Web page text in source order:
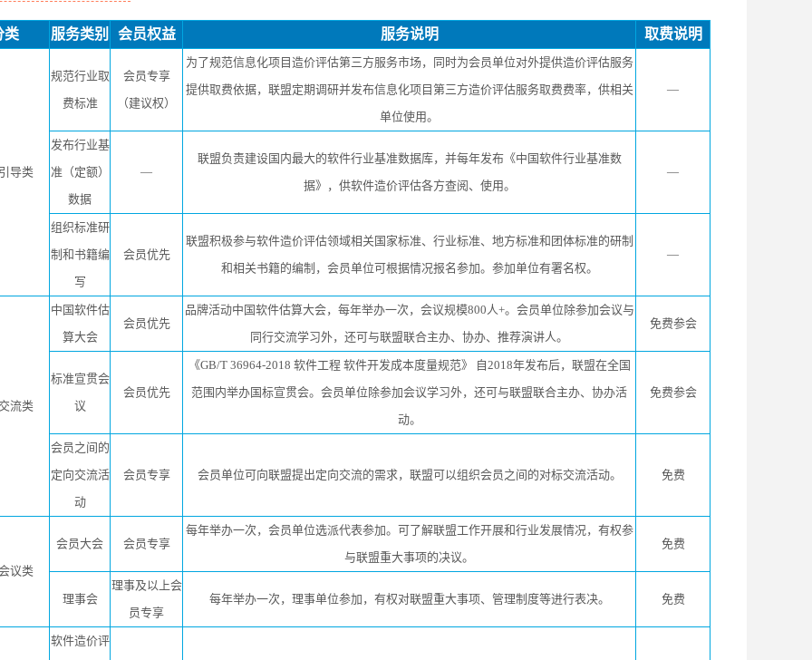
类 服务类别 会员权益 服务说明 取费说明
导类
规范行业取
费标准
会员专享
（建议权）
为了规范信息化项目造价评估第三方服务市场，同时为会员单位对外提供造价评估服务
提供取费依据，联盟定期调研并发布信息化项目第三方造价评估服务取费费率，供相关
单位使用。
—
发布行业基
准（定额）
数据
—
联盟负责建设国内最大的软件行业基准数据库，并每年发布《中国软件行业基准数
据》，供软件造价评估各方查阅、使用。
—
组织标准研
制和书籍编
写
会员优先
联盟积极参与软件造价评估领域相关国家标准、行业标准、地方标准和团体标准的研制
和相关书籍的编制，会员单位可根据情况报名参加。参加单位有署名权。
—
流类
中国软件估
算大会
会员优先
品牌活动中国软件估算大会，每年举办一次，会议规模800人+。会员单位除参加会议与
同行交流学习外，还可与联盟联合主办、协办、推荐演讲人。
免费参会
标准宣贯会
议
会员优先
《GB/T 36964-2018 软件工程 软件开发成本度量规范》 自2018年发布后，联盟在全国
范围内举办国标宣贯会。会员单位除参加会议学习外，还可与联盟联合主办、协办活
动。
免费参会
会员之间的
定向交流活
动
会员专享 会员单位可向联盟提出定向交流的需求，联盟可以组织会员之间的对标交流活动。 免费
议类
会员大会 会员专享
每年举办一次，会员单位选派代表参加。可了解联盟工作开展和行业发展情况，有权参
与联盟重大事项的决议。
免费
理事会
理事及以上会
员专享
每年举办一次，理事单位参加，有权对联盟重大事项、管理制度等进行表决。 免费
软件造价评